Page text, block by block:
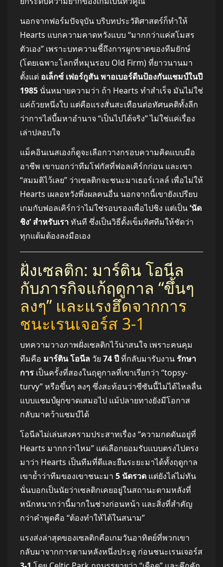
นอกจากฟอร์มปัจจุบัน บริบทประวัติศาสตร์ก็ทำให้
Hearts แบกความคาดหวังแบบ “มากกว่าแค่สโมสร
ตัวเอง” เพราะบทความชี้ถึงการผูกขาดของทีมยักษ์
(โดยเฉพาะโลกที่หมุนรอบ Old Firm) ที่ยาวนานมา
ตั้งแต่ อเล็กซ์ เฟอร์กูสัน พาอเบอร์ดีนป้องกันแชมป์ในปี
1985 นั่นหมายความว่า ถ้า Hearts ทำสำเร็จ มันไม่ใช่
แค่ถ้วยหนึ่งใบ แต่คือแรงสั่นสะเทือนต่อทัศนคติทั้งลีก
ว่าการไล่บี้มหาอำนาจ “เป็นไปได้จริง” ไม่ใช่แค่เรื่อง
เล่าปลอบใจ
แม็คอินเนสเองก็ดูจะเลือกวางกรอบความคิดแบบมือ
อาชีพ เขาบอกว่าทีมโฟกัสที่ฟอลเคิร์กก่อน และเขา
“สมมติไว้เลย” ว่าเซลติกจะชนะมาเธอร์เวลล์ เพื่อไม่ให้
Hearts เผลอหวังพึ่งผลคนอื่น นอกจากนี้เขายังเปรียบ
เกมกับฟอลเคิร์กว่าไม่ใช่รอบรองเพื่อไปชิง แต่เป็น‘นัด
ชิง’ สำหรับเราทันที ซึ่งเป็นวิธีตั้งเข็มทิศทีมให้ชัดว่า
ทุกแต้มต้องลงมือเอง
ฝั่งเซลติก: มาร์ติน โอนีล
กับภารกิจแก้ฤดูกาล “ขึ้นๆ
ลงๆ” และแรงฮึดจากการ
ชนะเรนเจอร์ส 3-1
บทความวางภาพฝั่งเซลติกไว้น่าสนใจ เพราะคนคุม
ทีมคือ มาร์ติน โอนีล วัย 74 ปีที่กลับมารับงาน รักษา
การ เป็นครั้งที่สองในฤดูกาลที่เขาเรียกว่า “topsy-
turvy” หรือขึ้นๆ ลงๆ ซึ่งสะท้อนว่าซีซันนี้ไม่ได้ไหลลื่น
แบบแชมป์ผูกขาดเสมอไป แม้ปลายทางยังมีโอกาส
กลับมาคว้าแชมป์ได้
โอนีลไม่เล่นสงครามประสาทเรื่อง “ความกดดันอยู่ที่
Hearts มากกว่าไหม” แต่เลือกยอมรับแบบตรงไปตรง
มาว่า Hearts เป็นทีมที่ดีและยืนระยะมาได้ทั้งฤดูกาล
เขาย้ำว่าทีมของเขาชนะมา 5 นัดรวด แต่ยังไล่ไม่ทัน
นั่นบอกเป็นนัยว่าเซลติกเคยอยู่ในสถานะตามหลังที่
หนักหนากว่านี้มากในช่วงก่อนหน้า และสิ่งที่สำคัญ
กว่าคำพูดคือ “ต้องทำให้ได้ในสนาม”
แรงส่งล่าสุดของเซลติกคือเกมวันอาทิตย์ที่พวกเขา
กลับมาจากการตามหลังหนึ่งประตู ก่อนชนะเรนเจอร์ส